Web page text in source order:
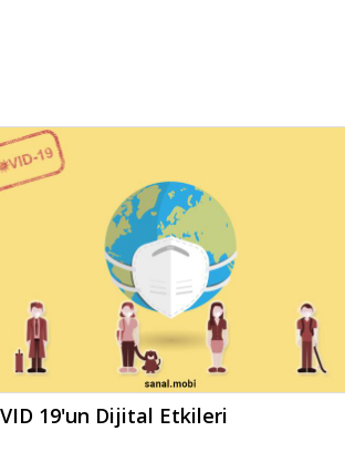
19'un Dijital Etkileri